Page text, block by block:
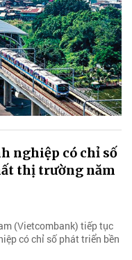
nghiệp có chỉ số
thị trường năm
(Vietcombank) tiếp tục
có chỉ số phát triển bền